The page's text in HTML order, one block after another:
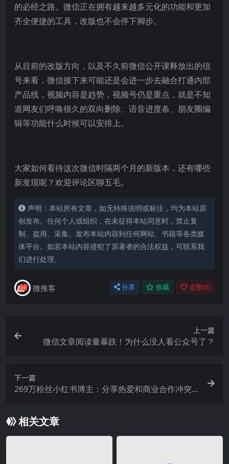
的必经之路。微信正在拥有越来越多元化的功能和更加
齐全便捷的工具，改版也不会停下脚步。
从目前的改版方向，以及不久前微信公开课释放出的信
号来看，微信接下来可能还是会进一步去融合打通内部
产品线，视频内容是趋势，视频号仍是重点，就是不知
道网友们呼唤很久的双向删除、语音进度条、朋友圈编
辑等功能什么时候可以安排上。
大家如何看待这次微信时隔两个月的新版本，还有哪些
新发现呢？欢迎评论区聊五毛。
声明：本站所有文章，如无特殊说明或标注，均为本站原
创发布。任何个人或组织，在未征得本站同意时，禁止复
制、盗用、采集、发布本站内容到任何网站、书籍等各类媒
体平台。如若本站内容侵犯了原著者的合法权益，可联系我
们进行处理。
微推客 分享 收藏 点赞(0)
上一篇
微信文章阅读量暴跌！为什么没人看公众号了？
下一篇
269万粉丝小红书博主：分享热爱和商业合作冲突
相关文章